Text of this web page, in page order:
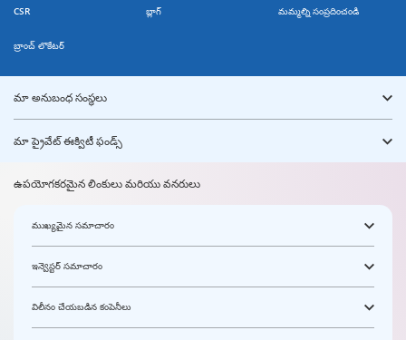
CSR బ్లాగ్ మమ్మల్ని సంప్రదించండి
బ్రాంచ్ లొకేటర్
మా అనుబంధ సంస్థలు
మా ప్రైవేట్ ఈక్విటీ ఫండ్స్
ఉపయోగకరమైన లింకులు మరియు వనరులు
ముఖ్యమైన సమాచారం
ఇన్వెస్టర్ సమాచారం
విలీనం చేయబడిన కంపెనీలు